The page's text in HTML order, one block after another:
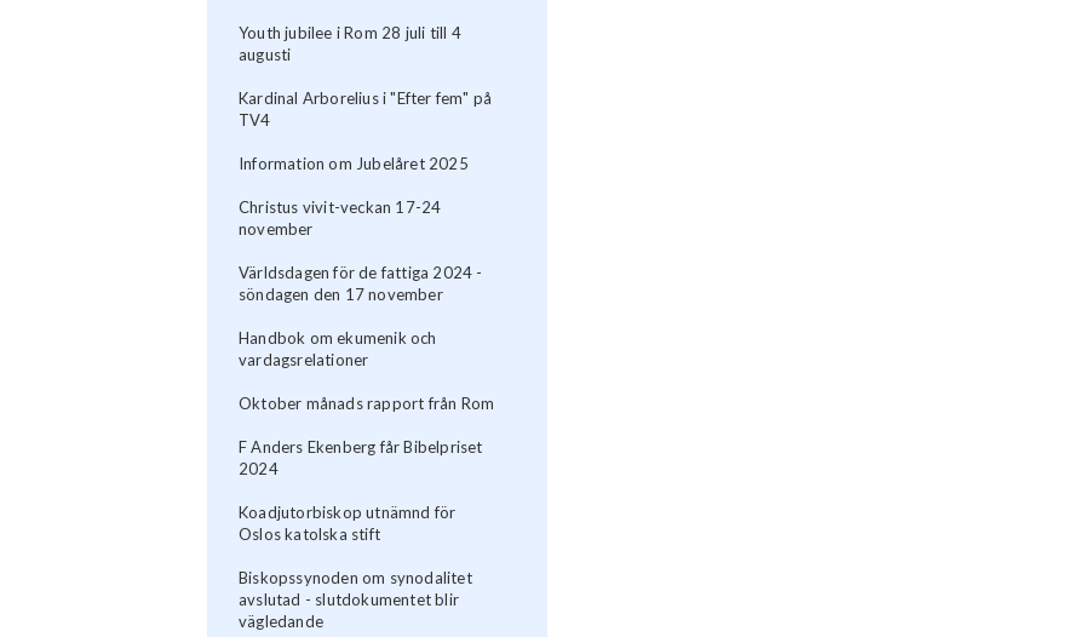
Youth jubilee i Rom 28 juli till 4
augusti
Kardinal Arborelius i "Efter fem" på
TV4
Information om Jubelåret 2025
Christus vivit-veckan 17-24
november
Världsdagen för de fattiga 2024 -
söndagen den 17 november
Handbok om ekumenik och
vardagsrelationer
Oktober månads rapport från Rom
F Anders Ekenberg får Bibelpriset
2024
Koadjutorbiskop utnämnd för
Oslos katolska stift
Biskopssynoden om synodalitet
avslutad - slutdokumentet blir
vägledande